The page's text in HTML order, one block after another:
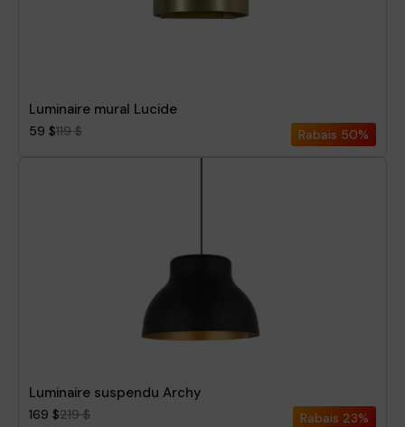
Luminaire mural Lucide
59 $119 $ Rabais 50%
Luminaire suspendu Archy
169 $219 $ Rabais 23%